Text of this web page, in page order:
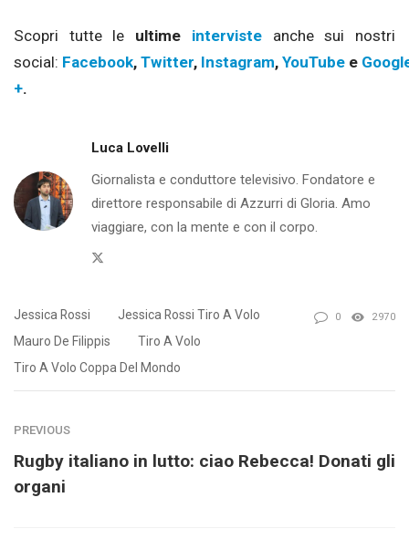
Scopri tutte le ultime interviste
anche sui nostri
social: Facebook, Twitter, Instagram, YouTube e
+.
Luca Lovelli
Giornalista e conduttore televisivo. Fondatore e
direttore responsabile di Azzurri di Gloria. Amo
viaggiare, con la mente e con il corpo.
Jessica Rossi
Jessica Rossi Tiro A Volo
Mauro De Filippis
Tiro A Volo
Tiro A Volo Coppa Del Mondo
0 2970
PREVIOUS
Rugby italiano in lutto: ciao Rebecca! Donati gli
organi